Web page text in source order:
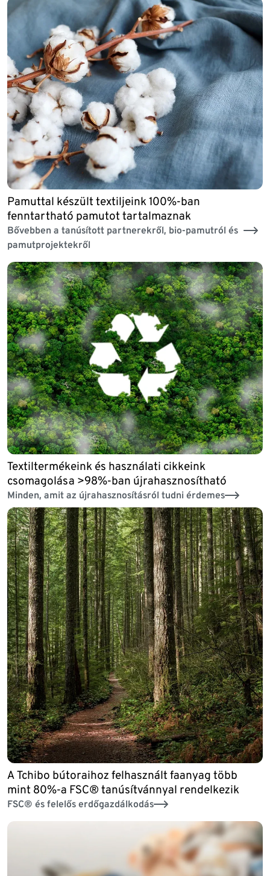
Pamuttal készült textiljeink 100%-ban
fenntartható pamutot tartalmaznak
Bővebben a tanúsított partnerekről, bio-pamutról és
pamutprojektekről
Textiltermékeink és használati cikkeink
csomagolása >98%-ban újrahasznosítható
Minden, amit az újrahasznosításról tudni érdemes
A Tchibo bútoraihoz felhasznált faanyag több
mint 80%-a FSC® tanúsítvánnyal rendelkezik
FSC® és felelős erdőgazdálkodás